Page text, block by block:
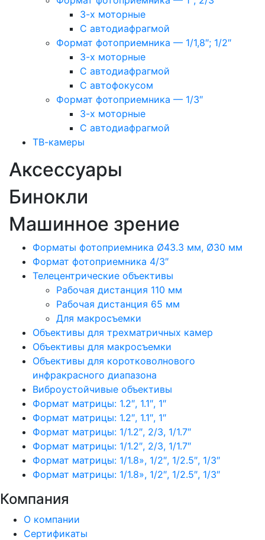
3-х моторные
С автодиафрагмой
Формат фотоприемника — 1/1,8″; 1/2″
3-х моторные
С автодиафрагмой
С автофокусом
Формат фотоприемника — 1/3″
3-х моторные
С автодиафрагмой
ТВ-камеры
Аксессуары
Бинокли
Машинное зрение
Форматы фотоприемника Ø43.3 мм, Ø30 мм
Формат фотоприемника 4/3″
Телецентрические объективы
Рабочая дистанция 110 мм
Рабочая дистанция 65 мм
Для макросъемки
Объективы для трехматричных камер
Объективы для макросъемки
Объективы для коротковолнового
инфракрасного диапазона
Виброустойчивые объективы
Формат матрицы: 1.2″, 1.1″, 1″
Формат матрицы: 1.2″, 1.1″, 1″
Формат матрицы: 1/1.2″, 2/3, 1/1.7″
Формат матрицы: 1/1.2″, 2/3, 1/1.7″
Формат матрицы: 1/1.8», 1/2″, 1/2.5″, 1/3″
Формат матрицы: 1/1.8», 1/2″, 1/2.5″, 1/3″
Компания
О компании
Сертификаты